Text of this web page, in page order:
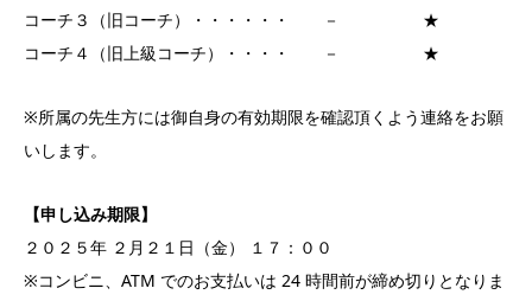
コーチ３（旧コーチ）・・・・・・ － ★
コーチ４（旧上級コーチ）・・・・ － ★
※所属の先生方には御自身の有効期限を確認頂くよう連絡をお願
いします。
【申し込み期限】
２０２５年 ２月２１日（金） １７：００
※コンビニ、ATM でのお支払いは 24 時間前が締め切りとなりま